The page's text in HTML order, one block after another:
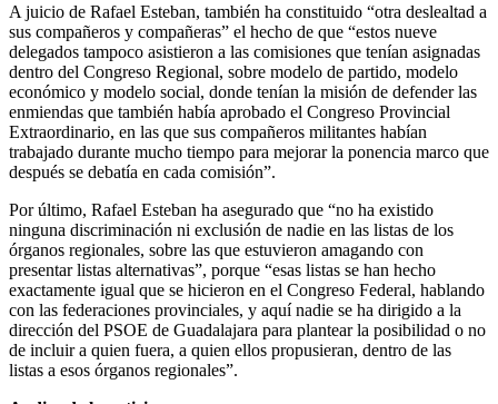
A juicio de Rafael Esteban, también ha constituido “otra deslealtad a
sus compañeros y compañeras” el hecho de que “estos nueve
delegados tampoco asistieron a las comisiones que tenían asignadas
dentro del Congreso Regional, sobre modelo de partido, modelo
económico y modelo social, donde tenían la misión de defender las
enmiendas que también había aprobado el Congreso Provincial
Extraordinario, en las que sus compañeros militantes habían
trabajado durante mucho tiempo para mejorar la ponencia marco que
después se debatía en cada comisión”.
Por último, Rafael Esteban ha asegurado que “no ha existido
ninguna discriminación ni exclusión de nadie en las listas de los
órganos regionales, sobre las que estuvieron amagando con
presentar listas alternativas”, porque “esas listas se han hecho
exactamente igual que se hicieron en el Congreso Federal, hablando
con las federaciones provinciales, y aquí nadie se ha dirigido a la
dirección del PSOE de Guadalajara para plantear la posibilidad o no
de incluir a quien fuera, a quien ellos propusieran, dentro de las
listas a esos órganos regionales”.